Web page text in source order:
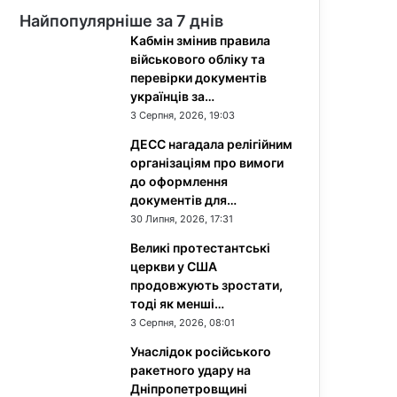
Найпопулярніше за 7 днів
Кабмін змінив правила
військового обліку та
перевірки документів
українців за…
3 Серпня, 2026, 19:03
ДЕСС нагадала релігійним
організаціям про вимоги
до оформлення
документів для…
30 Липня, 2026, 17:31
Великі протестантські
церкви у США
продовжують зростати,
тоді як менші…
3 Серпня, 2026, 08:01
Унаслідок російського
ракетного удару на
Дніпропетровщині